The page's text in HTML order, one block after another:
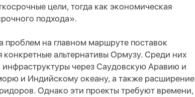
цели, тогда как экономическая
подхода».
проблем на главном маршруте поставок
альтернативы Ормузу. Среди них
через Саудовскую Аравию и
и Индийскому океану, а также расширение
Однако эти проекты требуют времени,